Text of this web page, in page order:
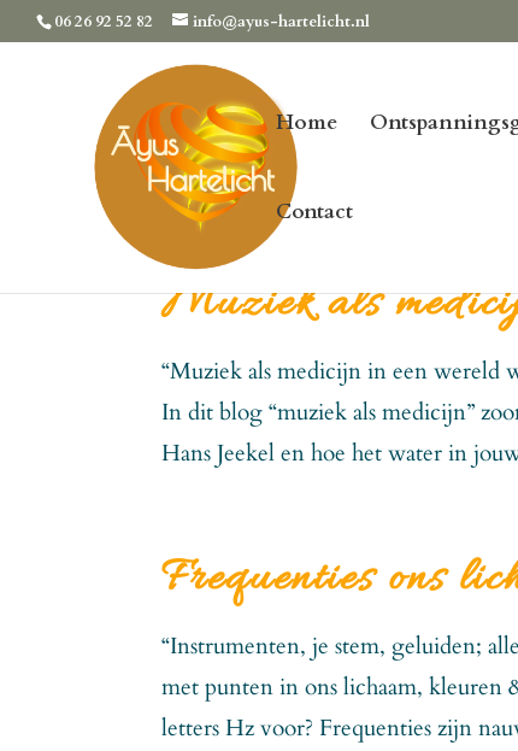
06 26 92 52 82 info@ayus-hartelicht.nl
Home
Contact
Muziek als
“Muziek als medicijn in een wereld
In dit blog “muziek als medicijn”
Hans Jeekel en hoe het water in
Frequenties ons
“Instrumenten, je stem, geluiden;
met punten in ons lichaam, kleuren
letters Hz voor? Frequenties zijn